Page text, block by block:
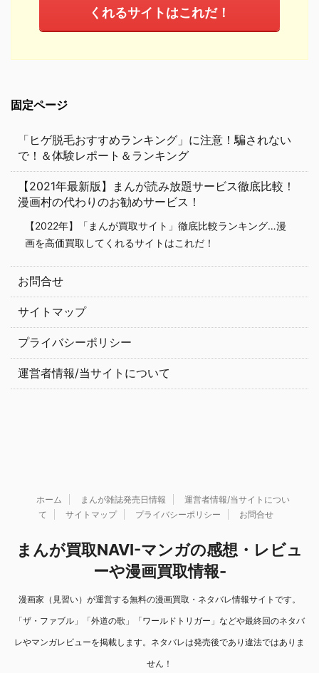
くれるサイトはこれだ！
固定ページ
「ヒゲ脱毛おすすめランキング」に注意！騙されない
で！＆体験レポート＆ランキング
【2021年最新版】まんが読み放題サービス徹底比較！
漫画村の代わりのお勧めサービス！
【2022年】「まんが買取サイト」徹底比較ランキング…漫
画を高価買取してくれるサイトはこれだ！
お問合せ
サイトマップ
プライバシーポリシー
運営者情報/当サイトについて
ホーム まんが雑誌発売日情報
運営者情報/当サイトについ
て
サイトマップ プライバシーポリシー お問合せ
まんが買取NAVI-マンガの感想・レビュ
ーや漫画買取情報-
漫画家（見習い）が運営する無料の漫画買取・ネタバレ情報サイトです。
「ザ・ファブル」「外道の歌」「ワールドトリガー」などや最終回のネタバ
レやマンガレビューを掲載します。ネタバレは発売後であり違法ではありま
せん！